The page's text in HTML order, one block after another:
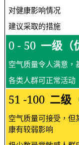
对健康影响情况
建议采取的措施
0 - 50 一级（
空气质量令人满意，
各类人群可正常活动
51 -100 二级
空气质量可接受，
康有较弱影响